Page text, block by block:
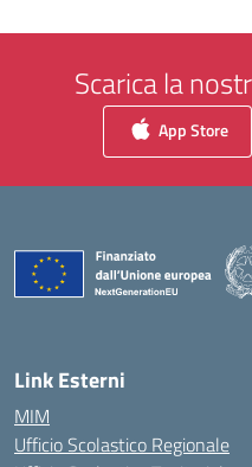
Scarica la
App Store
Link Esterni
MIM
Ufficio Scolastico Regionale